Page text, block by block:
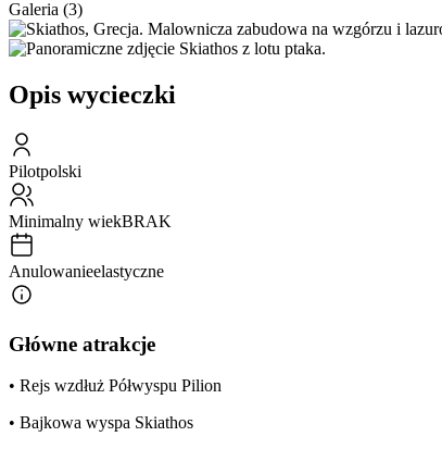
Galeria (3)
Opis wycieczki
Pilotpolski
Minimalny wiekBRAK
Anulowanieelastyczne
Główne atrakcje
• Rejs wzdłuż Półwyspu Pilion
• Bajkowa wyspa Skiathos